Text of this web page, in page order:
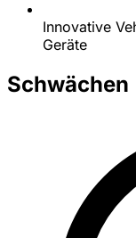
Innovative
Geräte
Schwächen